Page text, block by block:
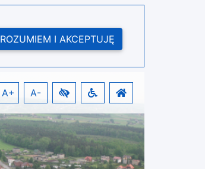
ROZUMIEM I AKCEPTUJĘ
A+ A-